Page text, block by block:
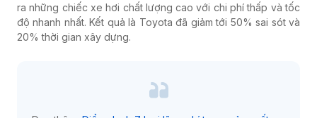
ra những chiếc xe hơi chất lượng cao với chi phí thấp và tốc
độ nhanh nhất. Kết quả là Toyota đã giảm tới 50% sai sót và
20% thời gian xây dựng.